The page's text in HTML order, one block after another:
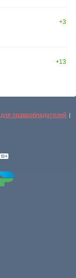
+3
+13
для правообладателей |